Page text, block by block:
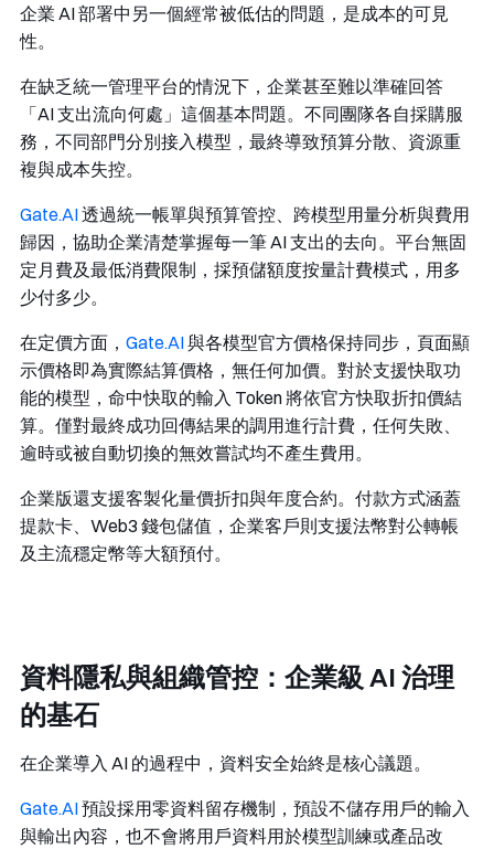
企業 AI 部署中另一個經常被低估的問題，是成本的可見
性。
在缺乏統一管理平台的情況下，企業甚至難以準確回答
「AI 支出流向何處」這個基本問題。不同團隊各自採購服
務，不同部門分別接入模型，最終導致預算分散、資源重
複與成本失控。
Gate.AI透過統一帳單與預算管控、跨模型用量分析與費用
歸因，協助企業清楚掌握每一筆 AI 支出的去向。平台無固
定月費及最低消費限制，採預儲額度按量計費模式，用多
少付多少。
在定價方面， Gate.AI與各模型官方價格保持同步，頁面顯
示價格即為實際結算價格，無任何加價。對於支援快取功
能的模型，命中快取的輸入 Token 將依官方快取折扣價結
算。僅對最終成功回傳結果的調用進行計費，任何失敗、
逾時或被自動切換的無效嘗試均不產生費用。
企業版還支援客製化量價折扣與年度合約。付款方式涵蓋
提款卡、Web3 錢包儲值，企業客戶則支援法幣對公轉帳
及主流穩定幣等大額預付。
資料隱私與組織管控：企業級 AI 治理
的基石
在企業導入 AI 的過程中，資料安全始終是核心議題。
Gate.AI預設採用零資料留存機制，預設不儲存用戶的輸入
與輸出內容，也不會將用戶資料用於模型訓練或產品改